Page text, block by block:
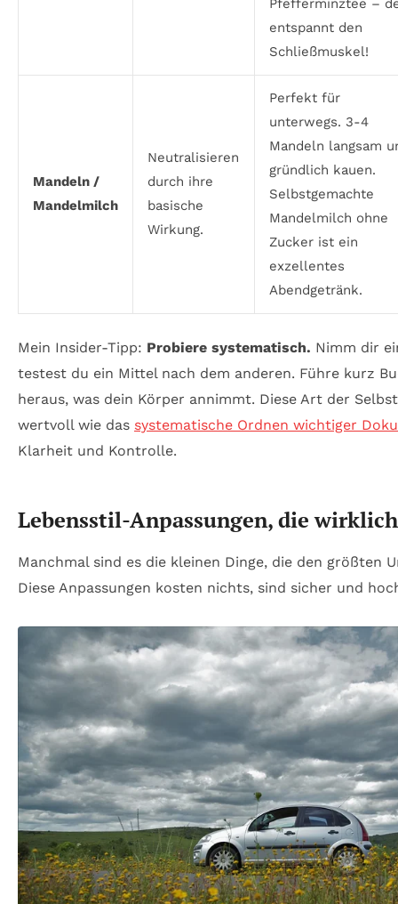
Pfefferminztee –
entspannt den
Schließmuskel!
Mandeln /
Mandelmilch
Neutralisieren
durch ihre
basische
Wirkung.
Perfekt für
unterwegs. 3-4
Mandeln langsam
gründlich kauen.
Selbstgemachte
Mandelmilch ohne
Zucker ist ein
exzellentes
Abendgetränk.
Mein Insider-Tipp: Probiere systematisch. Nimm dir
testest du ein Mittel nach dem anderen. Führe kurz
heraus, was dein Körper annimmt. Diese Art der
wertvoll wie das systematische Ordnen wichtiger
Klarheit und Kontrolle.
Lebensstil-Anpassungen, die
Manchmal sind es die kleinen Dinge, die den größten
Diese Anpassungen kosten nichts, sind sicher und